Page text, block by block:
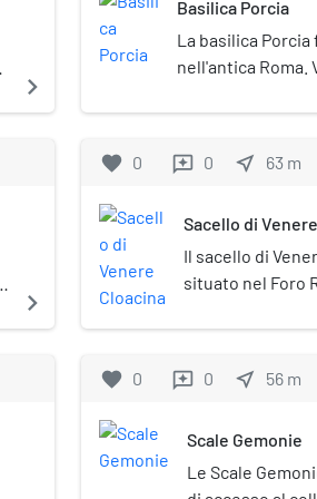
navigate_next
navigate_next
Basilica Porcia
La basilica
nell'antica Roma.
L'edificio si
incontro per i
comprato dallo
occupato da
tenuti all'interno
insieme alla
bruciato il corpo),
vennero
procedette alla
favorite 0 reviews 0 near_me 63 m
Sacello di
Il sacello di
situato nel Foro
della basilica
Venere.
favorite 0 reviews 0 near_me 56 m
Scale Gemonie
Le Scale